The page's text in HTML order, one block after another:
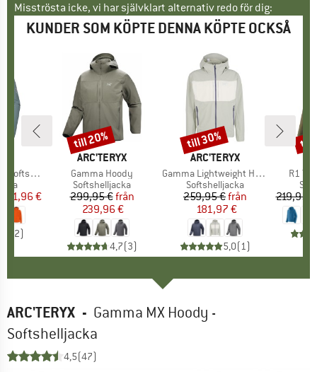
Misströsta icke, vi har självklart alternativ redo för dig:
KUNDER SOM KÖPTE DENNA KÖPTE OCKSÅ
Jacket
pris
191,96 €
2)
VARUMÄRKE
ARC'TERYX
Produkter
Gamma Hoody
Produktgrupp
Softshelljacka
Pris
299,95 €Reducerat pris
från
239,96 €
4,7(3)
Rabatt
till 20%
VARUMÄRKE
ARC'TERYX
Produkter
Gamma Lightweight Hoody
Produktgrupp
Softshelljacka
Pris
259,95 €Reducerat pris
från
181,97 €
5,0(1)
Rabatt
till 30%
R1
219,95 €
till
ARC'TERYX - Gamma MX Hoody -
Softshelljacka
4,5(47)